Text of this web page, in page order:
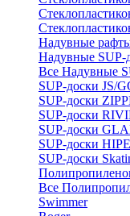
Надувные
Надувные SUP-
Все Надувные
SUP-доски JS/
SUP-доски
SUP-доски
SUP-доски
SUP-доски
SUP-доски
Все
Swimmer